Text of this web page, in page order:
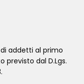
addetti al primo
previsto dal D.Lgs.